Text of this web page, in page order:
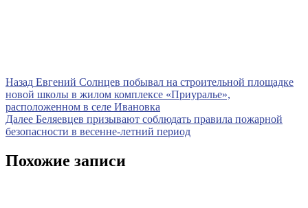
Навигация
по
записям
Назад Предыдущая
запись
Евгений Солнцев побывал на строительной площадке
новой школы в жилом комплексе «Приуралье»,
расположенном в селе Ивановка
Далее Следующая
запись
Беляевцев призывают соблюдать правила пожарной
безопасности в весенне-летний период
Похожие записи